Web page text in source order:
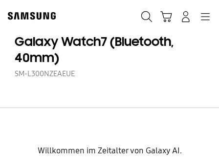
content
accessibility
Galaxy Watch7 (Bluetooth,
40mm)
SM-L300NZEAEUE
Willkommen im Zeitalter von Galaxy AI.